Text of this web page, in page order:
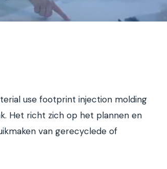
use footprint injection molding
Het richt zich op het plannen en
van gerecyclede of